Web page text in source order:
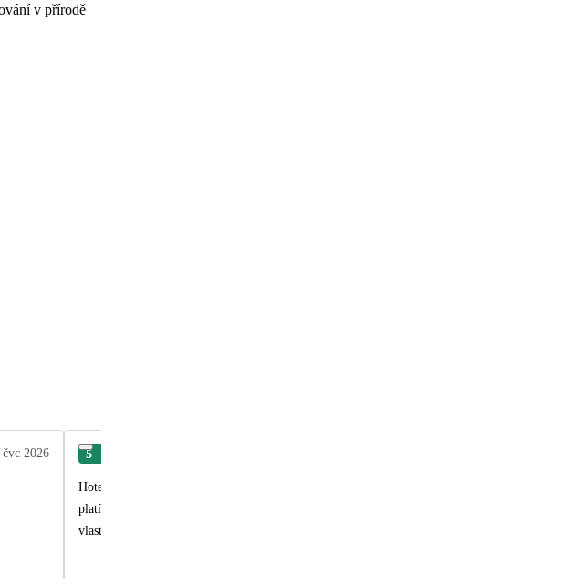
v přírodě
čvc 2026 5
Hotel pěkný, s příjemnou obsluhou. Výborné stravování a herna pro děti (kvůli které sme
platí se zde za lepší služby Bazén studenější, ve wellness sme nebyli, tak nevím. Trochu
vlastně jinak než autem by se asi člověk na hotel dostával těžko (a parkoviště bylo většinou